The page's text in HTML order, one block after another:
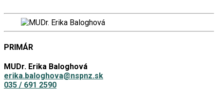
PRIMÁR
MUDr. Erika Baloghová
erika.baloghova@nspnz.sk
035 / 691 2590